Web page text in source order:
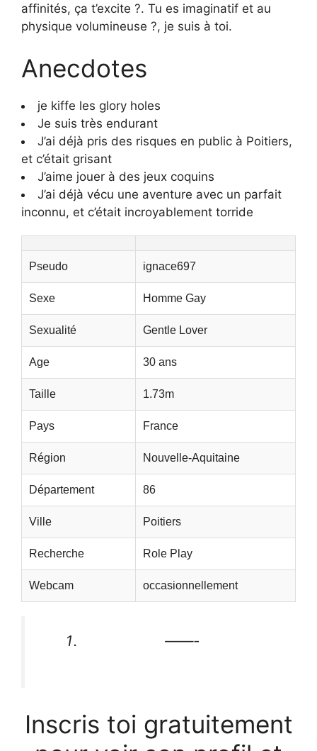
affinités, ça t’excite ?. Tu es imaginatif et au
physique volumineuse ?, je suis à toi.
Anecdotes
je kiffe les glory holes
Je suis très endurant
J’ai déjà pris des risques en public à Poitiers,
et c’était grisant
J’aime jouer à des jeux coquins
J’ai déjà vécu une aventure avec un parfait
inconnu, et c’était incroyablement torride
Pseudo ignace697
Sexe Homme Gay
Sexualité Gentle Lover
Age 30 ans
Taille 1.73m
Pays France
Région Nouvelle-Aquitaine
Département 86
Ville Poitiers
Recherche Role Play
Webcam occasionnellement
——-
Inscris toi gratuitement